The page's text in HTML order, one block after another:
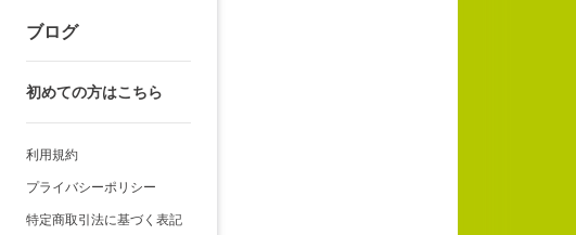
ブログ
初めての方はこちら
利用規約
プライバシーポリシー
特定商取引法に基づく表記